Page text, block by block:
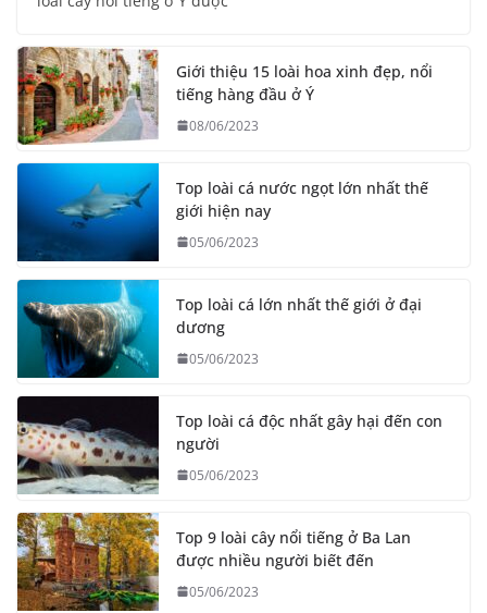
Giới thiệu 15 loài hoa xinh đẹp, nổi
tiếng hàng đầu ở Ý
08/06/2023
Top loài cá nước ngọt lớn nhất thế
giới hiện nay
05/06/2023
Top loài cá lớn nhất thế giới ở đại
dương
05/06/2023
Top loài cá độc nhất gây hại đến con
người
05/06/2023
Top 9 loài cây nổi tiếng ở Ba Lan
được nhiều người biết đến
05/06/2023